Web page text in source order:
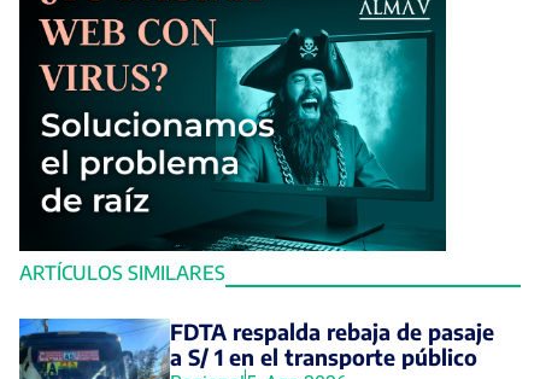
ARTÍCULOS SIMILARES
FDTA respalda rebaja de pasaje
a S/ 1 en el transporte público